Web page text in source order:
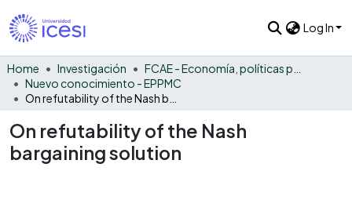
Log In
Home Investigación
Nuevo conocimiento - EPPMC
On refutability of the Nash
bargaining solution